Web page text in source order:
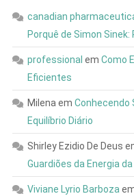
canadian
Porquê de Simon
professional em Como
Eficientes
Milenaem Conhecendo
Equilíbrio Diário
Shirley Ezidio De Deus
Guardiões da Energia
Viviane Lyrio Barboza